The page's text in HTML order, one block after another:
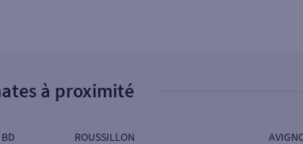
à proximité
ROUSSILLON